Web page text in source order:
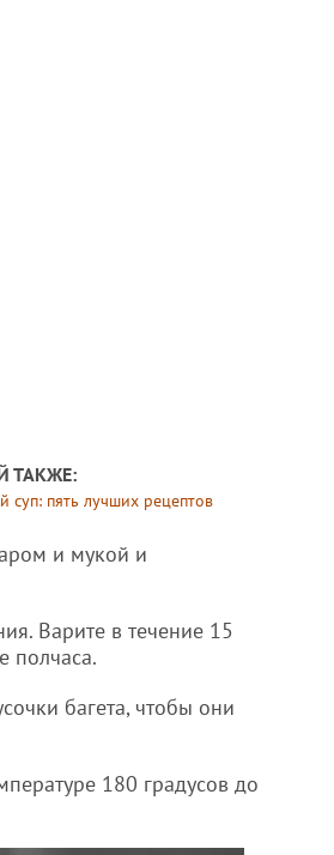
ТАКЖЕ:
суп: пять лучших рецептов
и мукой и
Варите в течение 15
полчаса.
багета, чтобы они
180 градусов до